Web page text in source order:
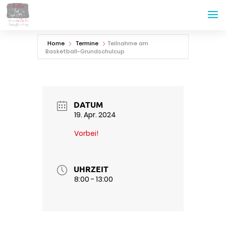
Home Termine
Teilnahme am
Basketball-Grundschulcup
DATUM
19. Apr. 2024
Vorbei!
UHRZEIT
8:00 - 13:00